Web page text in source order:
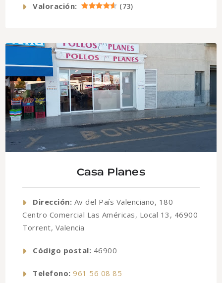
Valoración: (73)
Casa Planes
Dirección: Av del País Valenciano, 180
Centro Comercial Las Américas, Local 13, 46900
Torrent, Valencia
Código postal: 46900
Telefono: 961 56 08 85